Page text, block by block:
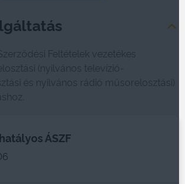
Feltételek vezetékes
(nyilvános televízió-
és nyilvános rádió műsorelosztási)
ÁSZF